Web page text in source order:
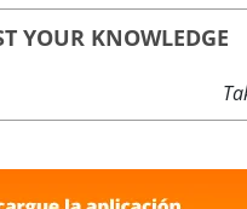
YOUR KNOWLEDGE